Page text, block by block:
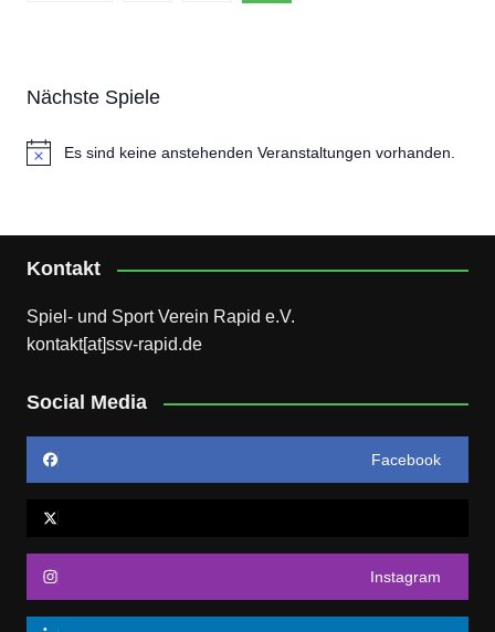
Nächste Spiele
H
i
Es sind keine anstehenden Veranstaltungen vorhanden.
Kontakt
Spiel- und Sport Verein Rapid e.V.
kontakt[at]ssv-rapid.de
Social Media
Facebook
Instagram